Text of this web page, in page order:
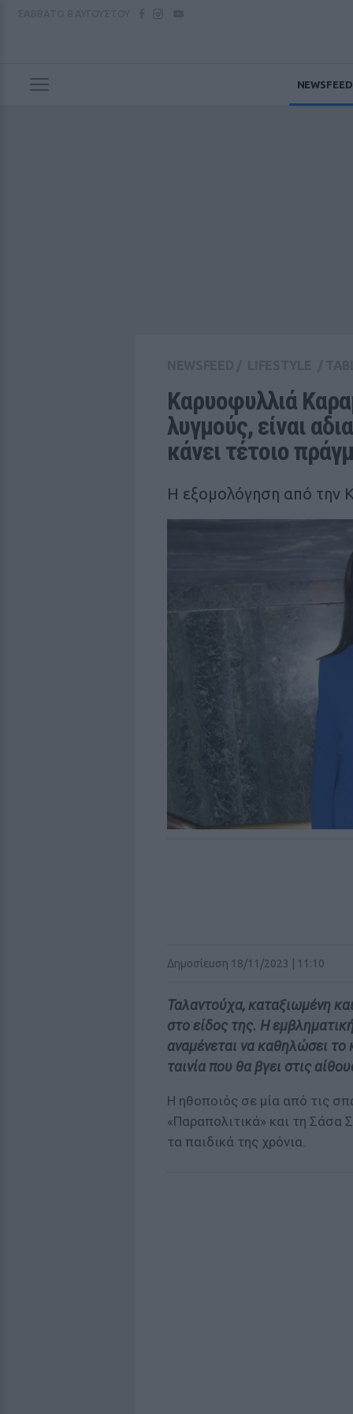
NEWSFEED
Καρυοφυλλιά
λυγµούς, είναι
κάνει τέτοιο
Η εξομολόγηση από την
Δημοσίευση 18/11/2023 | 11:10
Ταλαντούχα, καταξιωµένη
στο είδος της. Η
αναµένεται να καθηλώσει το
ταινία που θα βγει στις
Η ηθοποιός σε µία από τις
«Παραπολιτικά» και τη Σάσα
τα παιδικά της χρόνια.